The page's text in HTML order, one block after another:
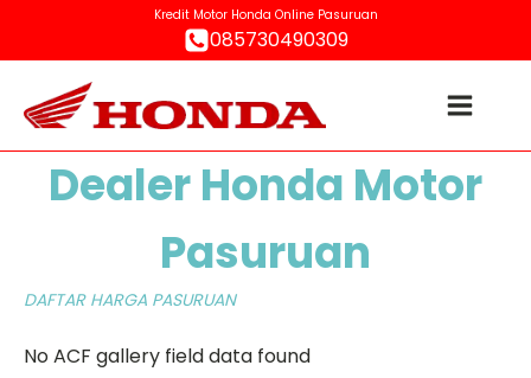
Kredit Motor Honda Online Pasuruan
085730490309
Dealer Honda Motor
Pasuruan
DAFTAR HARGA PASURUAN
No ACF gallery field data found